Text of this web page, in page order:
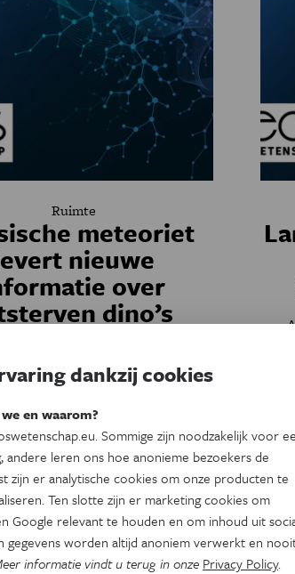
Ruimte
meteoriet
nieuwe
over
dino’s
stad Tsjeljabinsk werd
bij het uiteenspatten van een
tot verkleuring van helder
materiaal kan leiden.
Door Eddy Echternach
dankzij cookies
en waarom?
Sommige zijn noodzakelijk voor
andere leren ons hoe anonieme bezoekers de
zijn er analytische cookies om onze producten te
Ten slotte zijn er marketing cookies om
Google relevant te houden en om inhoud uit
gegevens worden altijd anoniem verwerkt en
informatie vindt u terug in onze Privacy Policy.